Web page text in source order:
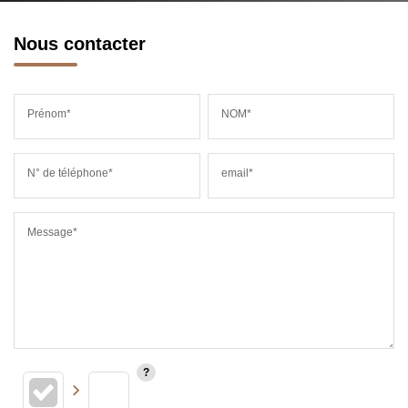
Nous contacter
Prénom* NOM*
N° de téléphone* email*
Message*